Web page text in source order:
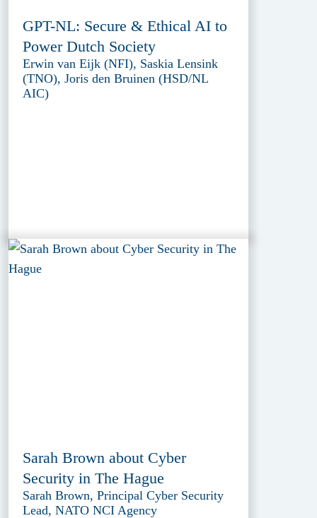
GPT-NL: Secure & Ethical AI to
Power Dutch Society
Erwin van Eijk (NFI), Saskia Lensink
(TNO), Joris den Bruinen (HSD/NL
AIC)
Sarah Brown about Cyber
Security in The Hague
Sarah Brown, Principal Cyber Security
Lead, NATO NCI Agency